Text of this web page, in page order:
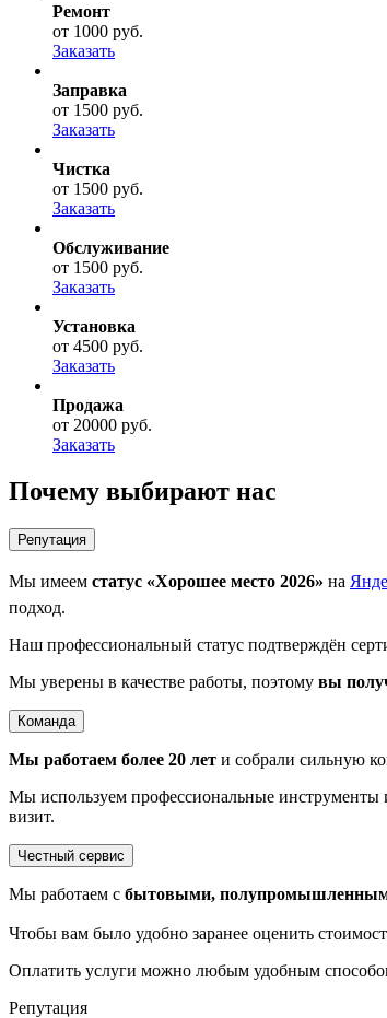
Ремонт
от 1000 руб.
Заказать
Заправка
от 1500 руб.
Заказать
Чистка
от 1500 руб.
Заказать
Обслуживание
от 1500 руб.
Заказать
Установка
от 4500 руб.
Заказать
Продажа
от 20000 руб.
Заказать
Почему выбирают нас
Репутация
Мы имеем статус «Хорошее место 2026» на
подход.
Наш профессиональный статус подтверждён
Мы уверены в качестве работы, поэтому вы
Команда
Мы работаем более 20 лет и собрали сильную
Мы используем профессиональные инструменты
визит.
Честный сервис
Мы работаем с бытовыми,
Чтобы вам было удобно заранее оценить
Оплатить услуги можно любым удобным
Репутация